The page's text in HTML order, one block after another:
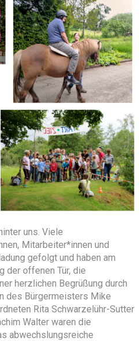
uns. Viele
Mitarbeiter*innen und
gefolgt und haben am
der offenen Tür, die
herzlichen Begrüßung durch
des Bürgermeisters Mike
Rita Schwarzelühr-Sutter
Walter waren die
abwechslungsreiche